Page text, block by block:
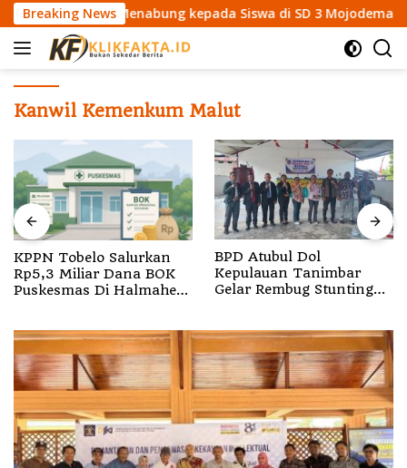
a
Breaking News
Menabung kepada Siswa di SD 3 Mojodemak
Kanwil Kemenkum Malut
KPPN Tobelo Salurkan
Rp5,3 Miliar Dana BOK
Puskesmas Di Halmahera
BPD Atubul Dol
Kepulauan Tanimbar
Gelar Rembug Stunting